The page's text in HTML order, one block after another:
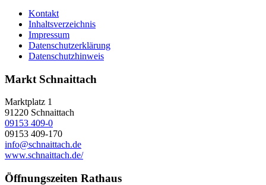
Kontakt
Inhaltsverzeichnis
Impressum
Datenschutzerklärung
Datenschutzhinweis
Markt Schnaittach
Marktplatz 1
91220 Schnaittach
09153 409-0
09153 409-170
info@schnaittach.de
www.schnaittach.de/
Öffnungszeiten Rathaus